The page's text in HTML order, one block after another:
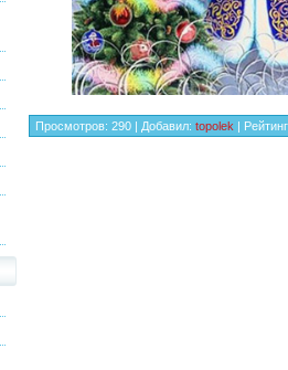
Просмотров: 290 | Добавил: topolek | Рейтинг